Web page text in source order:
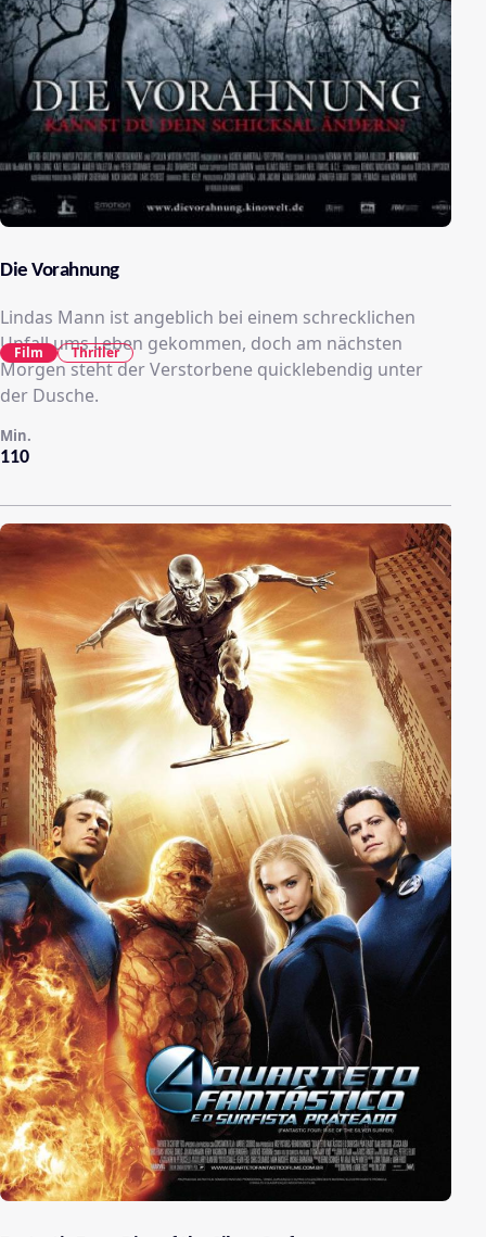
Die Vorahnung
Lindas Mann ist angeblich bei einem schrecklichen
Unfall ums Leben gekommen, doch am nächsten
Morgen steht der Verstorbene quicklebendig unter
der Dusche.
110
Min.
Film Thriller